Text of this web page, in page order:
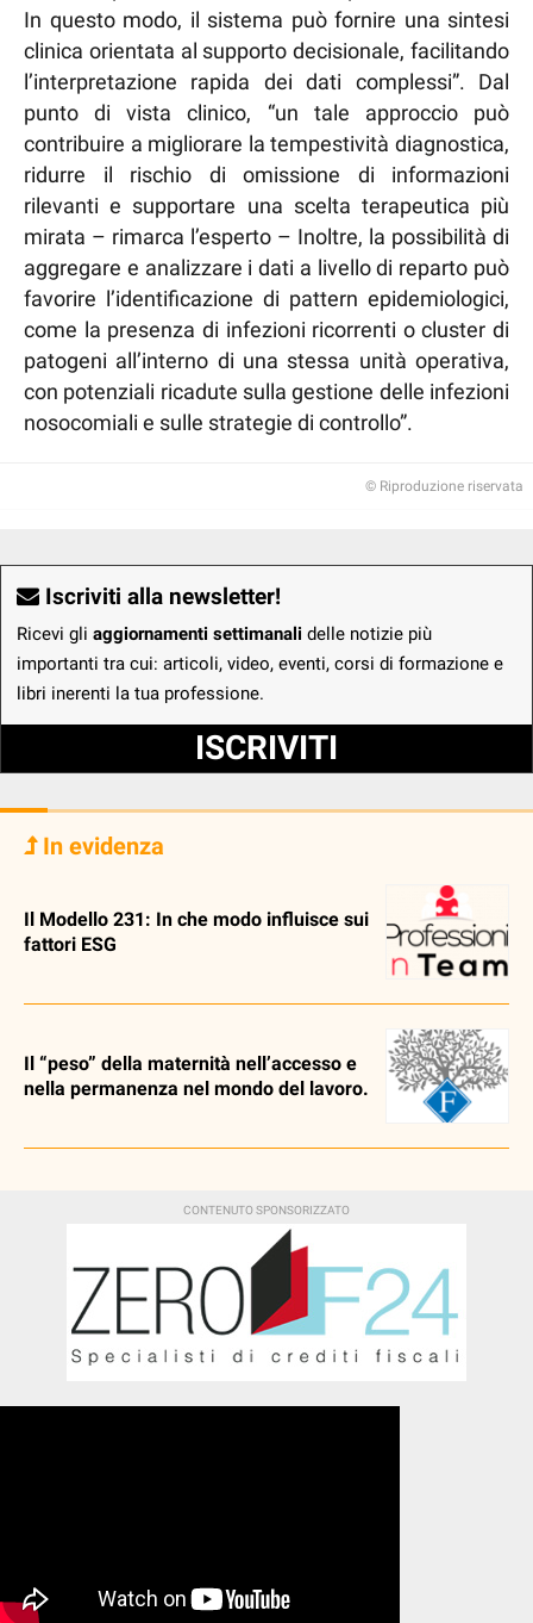
In questo modo, il sistema può fornire una sintesi
clinica orientata al supporto decisionale, facilitando
l’interpretazione rapida dei dati complessi”. Dal
punto di vista clinico, “un tale approccio può
contribuire a migliorare la tempestività diagnostica,
ridurre il rischio di omissione di informazioni
rilevanti e supportare una scelta terapeutica più
mirata – rimarca l’esperto – Inoltre, la possibilità di
aggregare e analizzare i dati a livello di reparto può
favorire l’identificazione di pattern epidemiologici,
come la presenza di infezioni ricorrenti o cluster di
patogeni all’interno di una stessa unità operativa,
con potenziali ricadute sulla gestione delle infezioni
nosocomiali e sulle strategie di controllo”.
© Riproduzione riservata
Iscriviti alla newsletter!
Ricevi gli aggiornamenti settimanali delle notizie più
importanti tra cui: articoli, video, eventi, corsi di formazione e
libri inerenti la tua professione.
ISCRIVITI
In evidenza
Il Modello 231: In che modo influisce sui
fattori ESG
Il “peso” della maternità nell’accesso e
nella permanenza nel mondo del lavoro.